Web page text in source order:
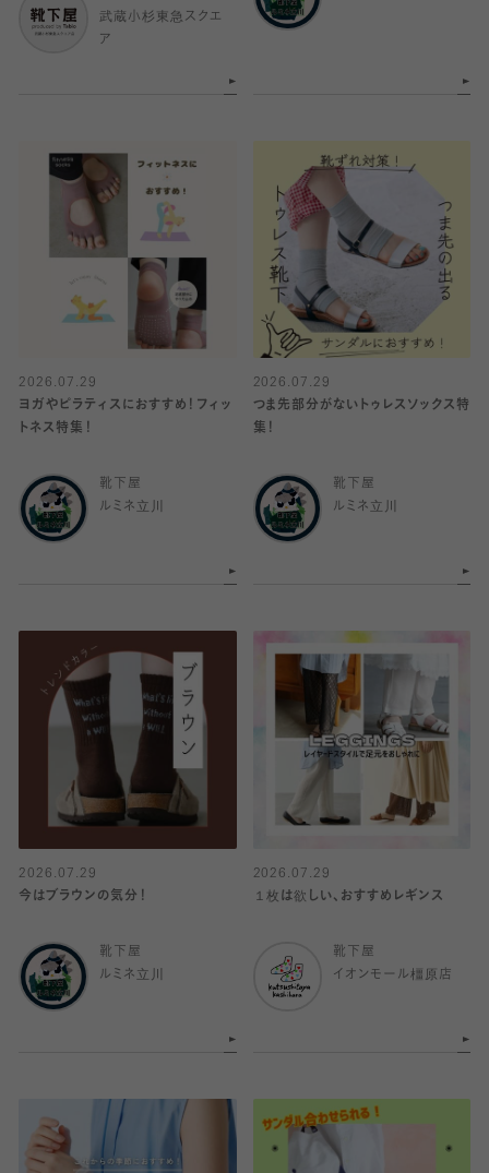
武蔵小杉東急スクエ
ア
2026.07.29
ヨガやピラティスにおすすめ！フィッ
トネス特集！
靴下屋
ルミネ立川
2026.07.29
つま先部分がないトゥレスソックス特
集！
靴下屋
ルミネ立川
2026.07.29
今はブラウンの気分！
靴下屋
ルミネ立川
2026.07.29
１枚は欲しい、おすすめレギンス
靴下屋
イオンモール橿原店